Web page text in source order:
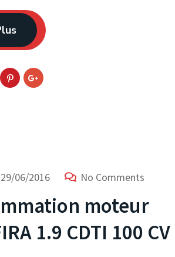
29/06/2016 No Comments
moteur
1.9 CDTI 100 CV